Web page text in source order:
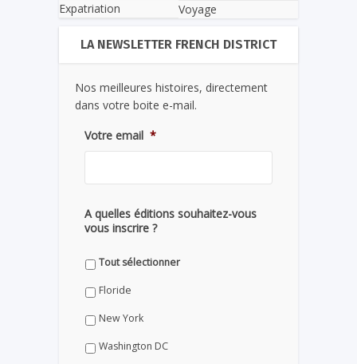
Expatriation
Voyage
LA NEWSLETTER FRENCH DISTRICT
Nos meilleures histoires, directement
dans votre boite e-mail.
Votre email *
A quelles éditions souhaitez-vous
vous inscrire ?
Tout sélectionner
Floride
New York
Washington DC